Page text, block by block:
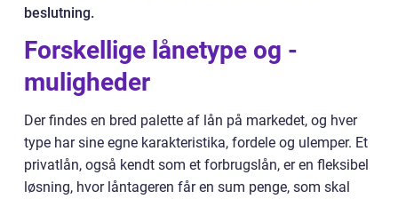
beslutning.
Forskellige lånetype og -
muligheder
Der findes en bred palette af lån på markedet, og hver
type har sine egne karakteristika, fordele og ulemper. Et
privatlån, også kendt som et forbrugslån, er en fleksibel
løsning, hvor låntageren får en sum penge, som skal